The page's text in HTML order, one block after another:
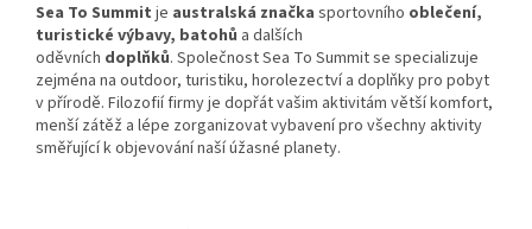
Sea To Summit je australská značka sportovního oblečení,
turistické výbavy, batohů a dalších
oděvních doplňků. Společnost Sea To Summit se specializuje
zejména na outdoor, turistiku, horolezectví a doplňky pro pobyt
v přírodě. Filozofií firmy je dopřát vašim aktivitám větší komfort,
menší zátěž a lépe zorganizovat vybavení pro všechny aktivity
směřující k objevování naší úžasné planety.